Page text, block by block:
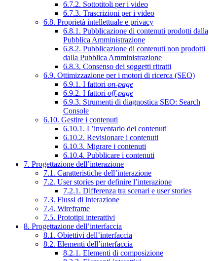
6.7.2. Sottotitoli per i video
6.7.3. Trascrizioni per i video
6.8. Proprietà intellettuale e privacy
6.8.1. Pubblicazione di contenuti prodotti dalla
Pubblica Amministrazione
6.8.2. Pubblicazione di contenuti non prodotti
dalla Pubblica Amministrazione
6.8.3. Consenso dei soggetti ritratti
6.9. Ottimizzazione per i motori di ricerca (SEO)
6.9.1. I fattori on-page
6.9.2. I fattori off-page
6.9.3. Strumenti di diagnostica SEO: Search
Console
6.10. Gestire i contenuti
6.10.1. L’inventario dei contenuti
6.10.2. Revisionare i contenuti
6.10.3. Migrare i contenuti
6.10.4. Pubblicare i contenuti
7. Progettazione dell’interazione
7.1. Caratteristiche dell’interazione
7.2. User stories per definire l’interazione
7.2.1. Differenza tra scenari e user stories
7.3. Flussi di interazione
7.4. Wireframe
7.5. Prototipi interattivi
8. Progettazione dell’interfaccia
8.1. Obiettivi dell’interfaccia
8.2. Elementi dell’interfaccia
8.2.1. Elementi di composizione